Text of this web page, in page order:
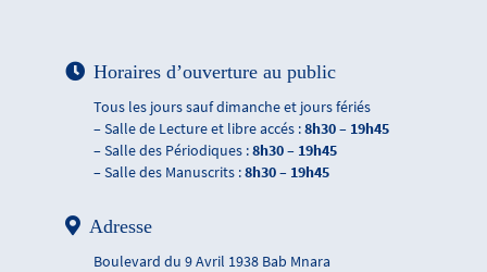
Horaires d’ouverture au public
Tous les jours sauf dimanche et jours fériés
– Salle de Lecture et libre accés :8h30 – 19h45
– Salle des Périodiques :8h30 – 19h45
– Salle des Manuscrits :8h30 – 19h45
Adresse
Boulevard du 9 Avril 1938 Bab Mnara